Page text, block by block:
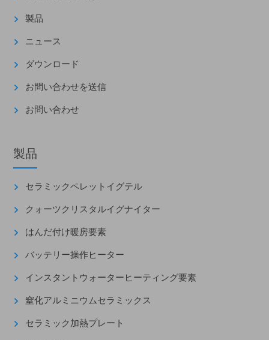
製品
ニュース
ダウンロード
お問い合わせを送信
お問い合わせ
製品
セラミックペレットイグテル
クォーツクリスタルイグナイター
はんだ付け暖房要素
バッテリー操作ヒーター
インスタントウォーターヒーティング要素
窒化アルミニウムセラミックス
セラミック加熱プレート